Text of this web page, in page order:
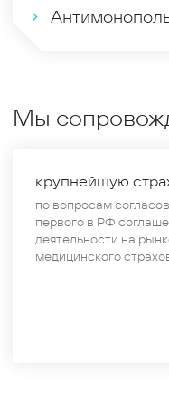
Мы
крупнейшую
по вопросам
первого в РФ
деятельности на
медицинского